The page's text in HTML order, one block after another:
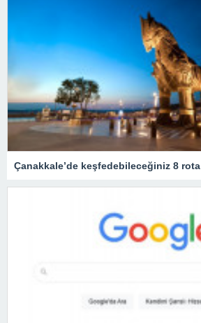
Çanakkale’de keşfedebileceğiniz 8 rota